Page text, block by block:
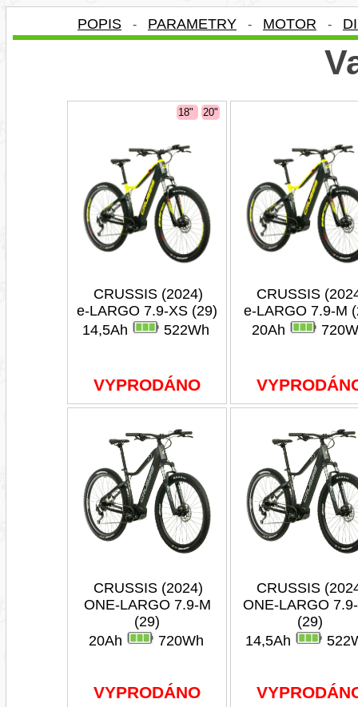
POPIS - PARAMETRY - MOTOR -
18" 20"
CRUSSIS (2024)
e-LARGO 7.9-XS (29)
14,5Ah
522Wh
VYPRODÁNO
CRUSSIS
e-LARGO 7.9-M
20Ah
CRUSSIS (2024)
ONE-LARGO 7.9-M
(29)
20Ah
720Wh
VYPRODÁNO
CRUSSIS
ONE-LARGO
(29)
14,5Ah